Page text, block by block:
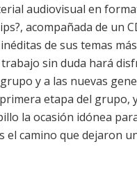
audiovisual en
acompañada de un
de sus temas más
sin duda hará
y a las nuevas
etapa del grupo,
la ocasión idónea
el camino que dejaron